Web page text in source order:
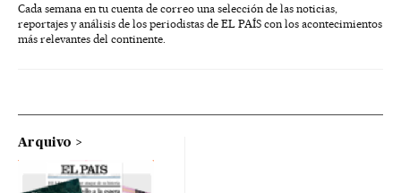
Cada semana en tu cuenta de correo una selección de las noticias,
reportajes y análisis de los periodistas de EL PAÍS con los acontecimientos
más relevantes del continente.
Arquivo